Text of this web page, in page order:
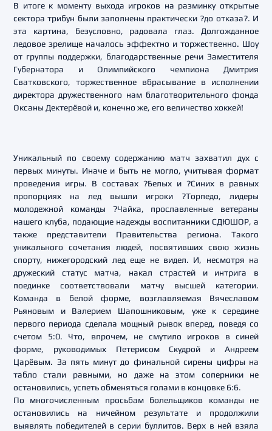
В итоге к моменту выхода игроков на разминку открытые
сектора трибун были заполнены практически ?до отказа?. И
эта картина, безусловно, радовала глаз. Долгожданное
ледовое зрелище началось эффектно и торжественно. Шоу
от группы поддержки, благодарственные речи Заместителя
Губернатора и Олимпийского чемпиона Дмитрия
Сватковского, торжественное вбрасывание в исполнении
директора дружественного нам благотворительного фонда
Оксаны Дектерёвой и, конечно же, его величество хоккей!
Уникальный по своему содержанию матч захватил дух с
первых минуты. Иначе и быть не могло, учитывая формат
проведения игры. В составах ?Белых и ?Синих в равных
пропорциях на лед вышли игроки ?Торпедо, лидеры
молодежной команды ?Чайка, прославленные ветераны
нашего клуба, подающие надежды воспитанники СДЮШОР, а
также представители Правительства региона. Такого
уникального сочетания людей, посвятивших свою жизнь
спорту, нижегородский лед еще не видел. И, несмотря на
дружеский статус матча, накал страстей и интрига в
поединке соответствовали матчу высшей категории.
Команда в белой форме, возглавляемая Вячеславом
Рьяновым и Валерием Шапошниковым, уже к середине
первого периода сделала мощный рывок вперед, поведя со
счетом 5:0. Что, впрочем, не смутило игроков в синей
форме, руководимых Петерисом Скудрой и Андреем
Царёвым. За пять минут до финальной сирены цифры на
табло стали равными, но даже на этом соперники не
остановились, успеть обменяться голами в концовке 6:6.
По многочисленным просьбам болельщиков команды не
остановились на ничейном результате и продолжили
выявлять победителей в серии буллитов. Верх в ней взяла